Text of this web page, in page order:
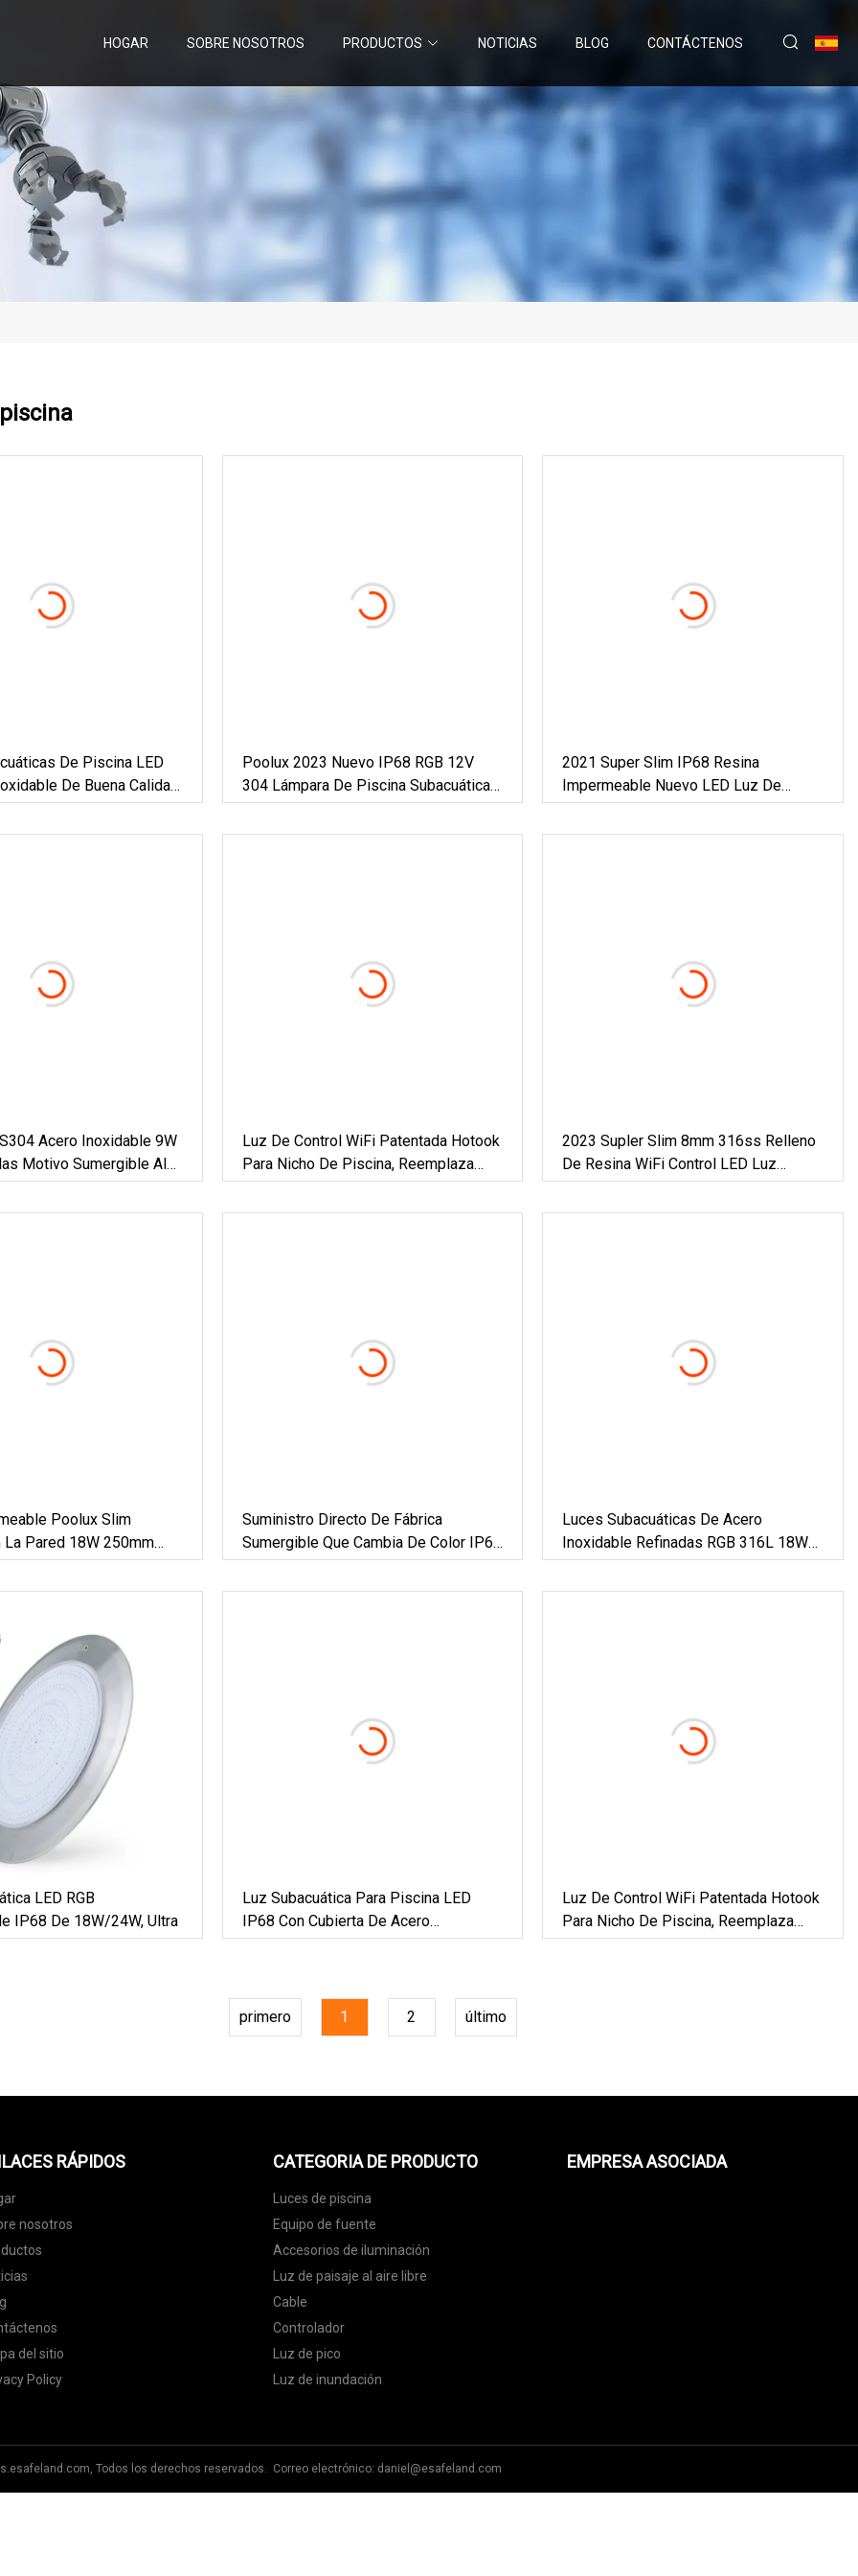
HOGAR SOBRE NOSOTROS PRODUCTOS NOTICIAS BLOG CONTÁCTENOS
De Piscina LED
De Buena Calidad
Poolux 2023 Nuevo IP68 RGB 12V
304 Lámpara De Piscina Subacuática
De Acero Inoxidable Rellena De
Resina Luces LED Para Piscina
2021 Super Slim IP68 Resina
Impermeable Nuevo LED Luz De
Piscina Plana Subacuática Control
Remoto
Acero Inoxidable 9W
Motivo Sumergible Al
Bajo Voltaje 12V 24V
DMX Piscina LED Luces
Luz De Control WiFi Patentada Hotook
Para Nicho De Piscina, Reemplaza
IP68 SS316, Luces LED De 18W
Rellenas De Resina De Acero
2023 Supler Slim 8mm 316ss Relleno
De Resina WiFi Control LED Luz
Subacuática Para Piscina Con Control
Remoto
Poolux Slim
La Pared 18W 250mm
Piscina
Suministro Directo De Fábrica
Sumergible Que Cambia De Color IP68
Impermeable Cálido Blanco Frío
Relleno De Resina Epoxi Luces De
Luces Subacuáticas De Acero
Inoxidable Refinadas RGB 316L 18W
24W 35W LED
LED RGB
IP68 De 18W/24W, Ultra
Luz Subacuática Para Piscina LED
IP68 Con Cubierta De Acero
Inoxidable 12V 24V
Luz De Control WiFi Patentada Hotook
Para Nicho De Piscina, Reemplaza
IP68 SS316, Luces LED De 18W
primero
1 2 último
RÁPIDOS
nosotros
del sitio
Policy
CATEGORIA DE PRODUCTO
Luces de piscina
Equipo de fuente
Accesorios de iluminación
Luz de paisaje al aire libre
Cable
Controlador
Luz de pico
Luz de inundación
EMPRESA ASOCIADA
Todos los derechos reservados. Correo electrónico: daniel@esafeland.com